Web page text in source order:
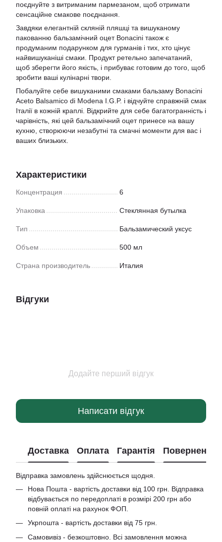
поєднуйте з витриманим пармезаном, щоб отримати
сенсаційне смакове поєднання.
Завдяки елегантній скляній пляшці та вишуканому
пакованню бальзамічний оцет Bonacini також є
продуманим подарунком для гурманів і тих, хто цінує
найвишуканіші смаки. Продукт ретельно запечатаний,
щоб зберегти його якість, і прибуває готовим до того, щоб
зробити ваші кулінарні твори.
Побалуйте себе вишуканими смаками бальзаму Bonacini
Aceto Balsamico di Modena I.G.P. і відчуйте справжній смак
Італії в кожній краплі. Відкрийте для себе багатогранність і
чарівність, які цей бальзамічний оцет принесе на вашу
кухню, створюючи незабутні та смачні моменти для вас і
ваших близьких.
Характеристики
Концентрация 6
Упаковка Стеклянная бутылка
Тип Бальзамический уксус
Объем 500 мл
Страна производитель Италия
Відгуки
Додайте перший відгук
Написати відгук
Доставка Оплата Гарантія Повернення
Відправка замовлень здійснюється щодня.
Нова Пошта - вартість доставки від 100 грн. Відправка
відбувається по передоплаті в розмірі 200 грн або
повній оплаті на рахунок ФОП.
Укрпошта - вартість доставки від 75 грн.
Самовивіз - безкоштовно. Всі замовлення можна